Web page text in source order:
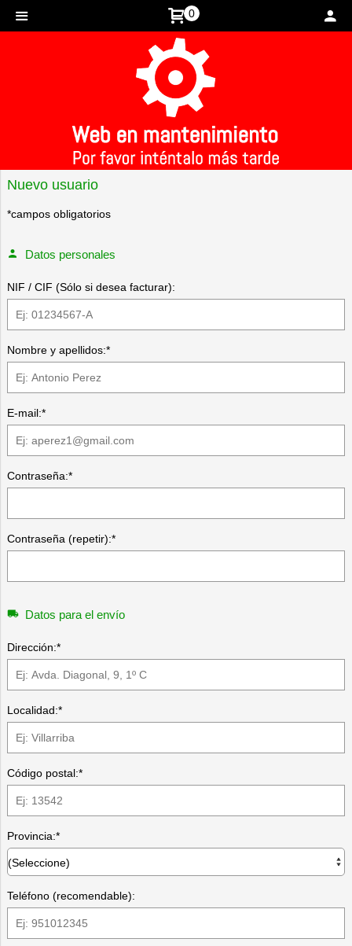
0
Registrarse
Nuevo usuario
*campos obligatorios
Datos personales
NIF / CIF (Sólo si desea facturar):
Nombre y apellidos:*
E-mail:*
Contraseña:*
Contraseña (repetir):*
Datos para el envío
Dirección:*
Localidad:*
Código postal:*
Provincia:*
Teléfono (recomendable):